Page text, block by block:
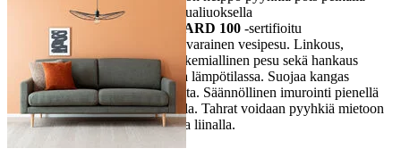
vedellä tai miedolla saippualiuoksella
OEKO-TEX® STANDARD 100 -sertifioitu
Pesu- ja hoito-ohje: Hellävarainen vesipesu. Linkous,
valkaisu, rumpukuivaus, kemiallinen pesu sekä hankaus
kielletty. Silitys alhaisessa lämpötilassa. Suojaa kangas
suoralta auringon paisteelta. Säännöllinen imurointi pienellä
teholla tekstiilisuulakkeella. Tahrat voidaan pyyhkiä mietoon
saippuaveteen kostutetulla liinalla.